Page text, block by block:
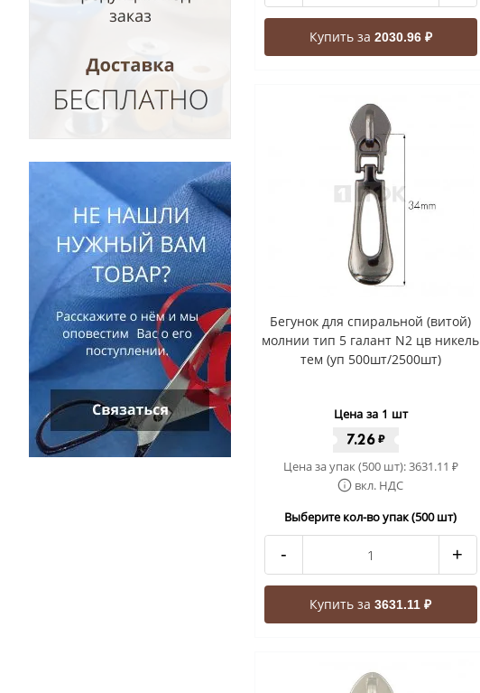
Купить за 2030.96 ₽
Бегунок для спиральной (витой)
молнии тип 5 галант N2 цв никель
тем (уп 500шт/2500шт)
Цена за 1 шт
7.26₽
Цена за упак (500 шт):3631.11 ₽
вкл. НДС
Выберите кол-во упак (500 шт)
- +
Купить за3631.11 ₽